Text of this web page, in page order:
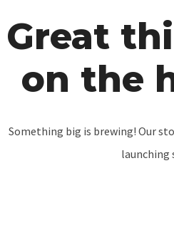
Great
on the
Something big is brewing! Our
launching